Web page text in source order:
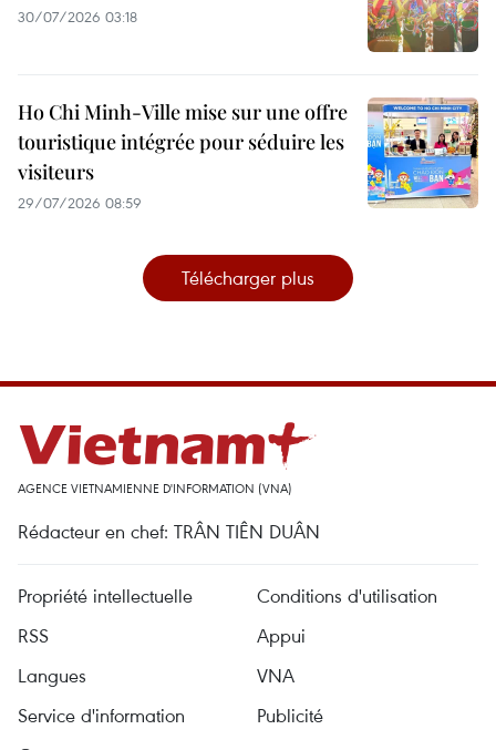
30/07/2026 03:18
Ho Chi Minh-Ville mise sur une offre
touristique intégrée pour séduire les
visiteurs
29/07/2026 08:59
Télécharger plus
AGENCE VIETNAMIENNE D'INFORMATION (VNA)
Rédacteur en chef: TRÂN TIÊN DUÂN
Propriété intellectuelle
Conditions d'utilisation
RSS
Appui
Langues
VNA
Service d'information
Publicité